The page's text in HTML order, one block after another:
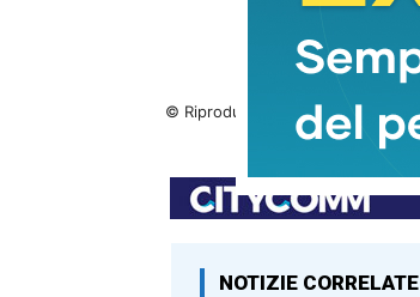
© Riproduzione riservata
NOTIZIE CORRELATE